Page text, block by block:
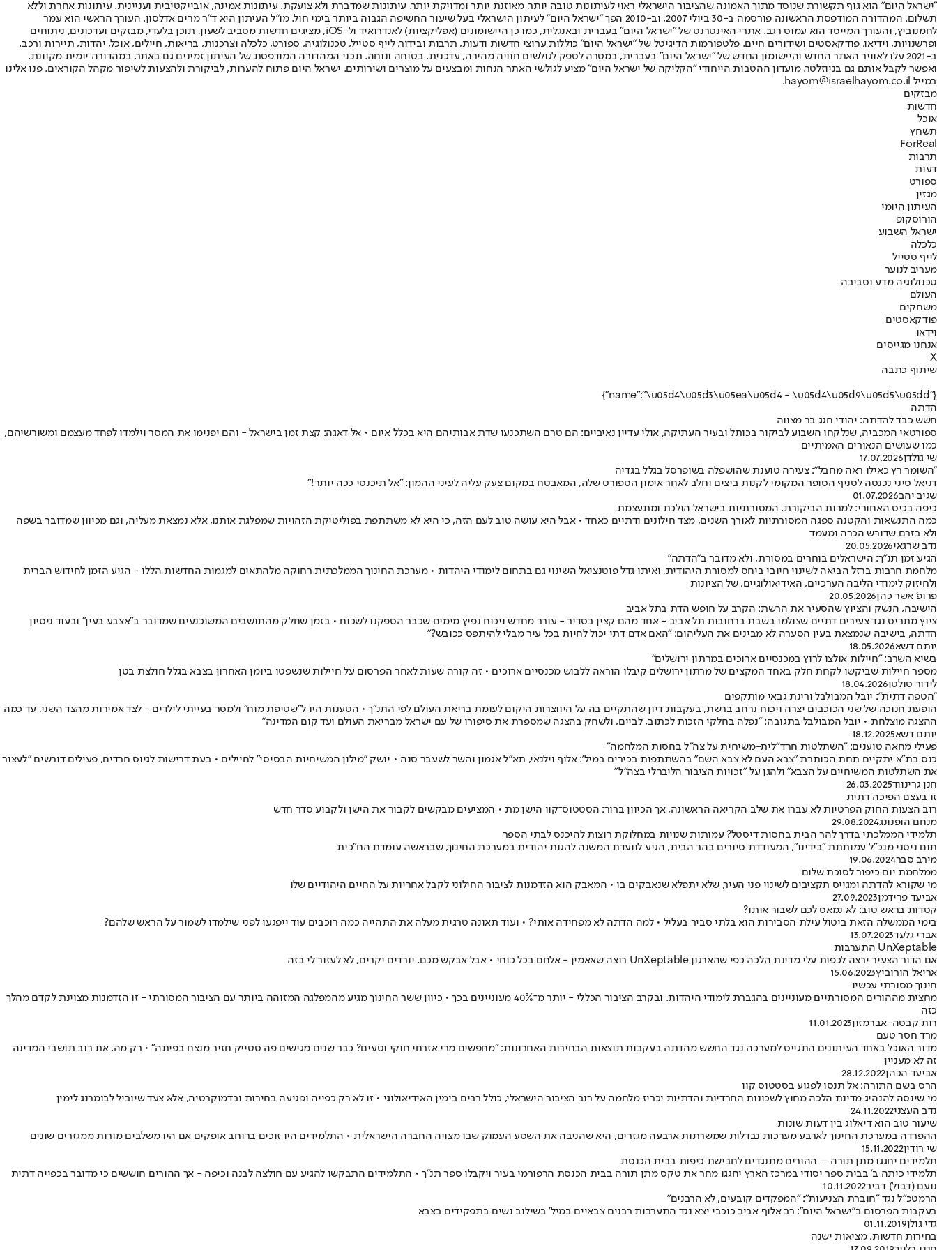
"ישראל היום" הוא גוף תקשורת שנוסד מתוך האמונה שהציבור הישראלי ראוי לעיתונות טובה יותר, מאוזנת יותר ומדויקת יותר. עיתונות שמדברת ולא צועקת. עיתונות אמינה, אובייקטיבית ועניינית. עיתונות אחרת וללא
תשלום. המהדורה המודפסת הראשונה פורסמה ב-30 ביולי 2007, וב-2010 הפך "ישראל היום" לעיתון הישראלי בעל שיעור החשיפה הגבוה ביותר בימי חול. מו"ל העיתון היא ד"ר מרים אדלסון. העורך הראשי הוא עמר
לחמנוביץ, והעורך המייסד הוא עמוס רגב. אתרי האינטרנט של "ישראל היום" בעברית ובאנגלית, כמו כן היישומונים (אפליקציות) לאנדרואיד ול-iOS, מציגים חדשות מסביב לשעון, תוכן בלעדי, מבזקים ועדכונים, ניתוחים
ופרשנויות, וידיאו, פודקאסטים ושידורים חיים. פלטפורמות הדיגיטל של "ישראל היום" כוללות ערוצי חדשות ודעות, תרבות ובידור, לייף סטייל, טכנולוגיה, ספורט, כלכלה וצרכנות, בריאות, חיילים, אוכל, יהדות, תיירות ורכב.
ב-2021 עלו לאוויר האתר החדש והיישומון החדש של "ישראל היום" בעברית, במטרה לספק לגולשים חוויה מהירה, עדכנית, בטוחה ונוחה. תכני המהדורה המודפסת של העיתון זמינים גם באתר, במהדורה יומית מקוונת,
ואפשר לקבל אותם גם בניוזלטר. מועדון ההטבות הייחודי "הקליקה של ישראל היום" מציע לגולשי האתר הנחות ומבצעים על מוצרים ושירותים. ישראל היום פתוח להערות, לביקורת ולהצעות לשיפור מקהל הקוראים. פנו אלינו
במייל hayom@israelhayom.co.il.
מבזקים
חדשות
אוכל
תשחץ
ForReal
תרבות
דעות
ספורט
מגזין
העיתון היומי
הורוסקופ
ישראל השבוע
כלכלה
לייף סטייל
מעריב לנוער
טכנולוגיה מדע וסביבה
העולם
משחקים
פודקאסטים
וידאו
אנחנו מגייסים
X
שיתוף כתבה
{"name":"\u05d4\u05d3\u05ea\u05d4 - \u05d4\u05d9\u05d5\u05dd"}
הדתה
חשש כבד להדתה: יהודי חגג בר מצווה
ספורטאי המכביה, שנלקחו השבוע לביקור בכותל ובעיר העתיקה, אולי עדיין נאיביים: הם טרם השתכנעו שדת אבותיהם היא בכלל איום • אל דאגה: קצת זמן בישראל - והם יפנימו את המסר וילמדו לפחד מעצמם ומשורשיהם,
כמו שעושים הנאורים האמיתיים
שי גולדן17.07.2026
"השומר רץ כאילו ראה מחבל": צעירה טוענת שהושפלה בשופרסל בגלל בגדיה
דניאל סיני נכנסה לסניף הסופר המקומי לקנות ביצים וחלב לאחר אימון הספורט שלה, המאבטח במקום צעק עליה לעיני ההמון: "אל תיכנסי ככה יותר!"
שגיב יהב01.07.2026
כיפה בכיס האחורי: למרות הביקורת, המסורתיות בישראל הולכת ומתעצמת
כמה התנשאות והקטנה ספגה המסורתיות לאורך השנים, מצד חילונים ודתיים כאחד • אבל היא עושה טוב לעם הזה, כי היא לא משתתפת בפוליטיקת הזהויות שמפלגת אותנו, אלא נמצאת מעליה, וגם מכיוון שמדובר בשפה
ולא בזרם שדורש הכרה ומעמד
נדב שרגאי20.05.2026
הגיע זמן תנ"ך: הישראלים בוחרים במסורת, ולא מדובר ב"הדתה"
מלחמת חרבות ברזל הביאה לשינוי חיובי ביחס למסורת היהודית, ואיתו גדל פוטנציאל השינוי גם בתחום לימודי היהדות • מערכת החינוך הממלכתית רחוקה מלהתאים למגמות החדשות הללו - הגיע הזמן לחידוש הברית
ולחיזוק לימודי הליבה הערכיים, האידיאולוגיים, של הציונות
פרופ' אשר כהן20.05.2026
הישיבה, הנשק והציוץ שהסעיר את הרשת: הקרב על חופש הדת בתל אביב
ציוץ מתריס נגד צעירים דתיים שצולמו בשבת ברחובות תל אביב - אחד מהם קצין בסדיר - עורר מחדש ויכוח נפיץ מימים שכבר הספקנו לשכוח • בזמן שחלק מהתושבים המשוכנעים שמדובר ב"אצבע בעין" ובעוד ניסיון
הדתה, בישיבה שנמצאת בעין הסערה לא מבינים את העליהום: "האם אדם דתי יכול לחיות בכל עיר מבלי להיתפס ככובש?"
יותם דשא18.05.2026
בשיא השרב: "חיילות אולצו לרוץ במכנסיים ארוכים במרתון ירושלים"
מספר חיילות שביקשו לקחת חלק באחד המקצים של מרתון ירושלים קיבלו הוראה ללבוש מכנסיים ארוכים • זה קורה שעות לאחר הפרסום על חיילות שנשפטו ביומן האחרון בצבא בגלל חולצת בטן
לידור סולטן18.04.2026
"הטפה דתית": יובל המבולבל ורינת גבאי מותקפים
הופעת חנוכה של שני הכוכבים יצרה ויכוח נרחב ברשת, בעקבות דיון שהתקיים בה על היווצרות היקום לעומת בריאת העולם לפי התנ"ך • הטענות היו ל"שטיפת מוח" ולמסר בעייתי לילדים - לצד אמירות מהצד השני, עד כמה
ההצגה מוצלחת • יובל המבולבל בתגובה: "נפלה בחלקי הזכות לכתוב, לביים, ולשחק בהצגה שמספרת את סיפורו של עם ישראל מבריאת העולם ועד קום המדינה"
יותם דשא18.12.2025
פעילי מחאה טוענים: "השתלטות חרד"לית-משיחית על צה"ל בחסות המלחמה"
כנס בת"א יתקיים תחת הכותרת "צבא העם לא צבא השם" בהשתתפות בכירים במיל': אלוף וילנאי, תא"ל אגמון והשר לשעבר סנה • יושק "מילון המשיחיות הבסיסי" לחיילים • בעת דרישות לגיוס חרדים, פעילים דורשים "לעצור
את השתלטות המשיחיים על הצבא" ולהגן על "זכויות הציבור הליברלי בצה"ל"
חנן גרינווד26.03.2025
זו בעצם הפיכה דתית
רוב הצעות החוק הפרטיות לא עברו את שלב הקריאה הראשונה, אך הכיוון ברור: הסטטוס־קוו הישן מת • המציעים מבקשים לקבור את הישן ולקבוע סדר חדש
מנחם הופנונג29.08.2024
תלמידי הממלכתי בדרך להר הבית בחסות דיסטל? עמותות שנויות במחלוקת רוצות להיכנס לבתי הספר
תום ניסני מנכ"ל עמותתת "בידינו", המעודדת סיורים בהר הבית, הגיע לוועדת המשנה להגות יהודית במערכת החינוך, שבראשה עומדת הח"כית
מירב סבר19.06.2024
ממלחמת יום כיפור לסוכת שלום
מי שקורא להדתה ומגייס תקציבים לשינוי פני העיר, שלא יתפלא שנאבקים בו • המאבק הוא הזדמנות לציבור החילוני לקבל אחריות על החיים היהודיים שלו
אביעד פרידמן27.09.2023
קסדות בראש טוב: לא נמאס לכם לשבור אותו?
בימי הממשלה הזאת ביטול עילת הסבירות הוא בלתי סביר בעליל • למה הדתה לא מפחידה אותי? • ועוד תאונה טרגית מעלה את התהייה כמה רוכבים עוד ייפגעו לפני שילמדו לשמור על הראש שלהם?
אברי גלעד13.07.2023
UnXeptable התערבות
אם הדור הצעיר ירצה לכפות עלי מדינת הלכה כפי שהארגון UnXeptable רוצה שאאמין - אלחם בכל כוחי • אבל אבקש מכם, יורדים יקרים, לא לעזור לי בזה
אריאל הורוביץ15.06.2023
חינוך מסורתי עכשיו
מחצית מההורים המסורתיים מעוניינים בהגברת לימודי היהדות. ובקרב הציבור הכללי - יותר מ־40% מעוניינים בכך • כיוון ששר החינוך מגיע מהמפלגה המזוהה ביותר עם הציבור המסורתי - זו הזדמנות מצוינת לקדם מהלך
כזה
רות קבסה-אברמזון11.01.2023
מרד חסר טעם
מדור האוכל באחד העיתונים התגייס למערכה נגד החשש מהדתה בעקבות תוצאות הבחירות האחרונות: "מחפשים מרי אזרחי חוקי וטעים? כבר שנים מגישים פה סטייק חזיר מנצח בפיתה" • רק מה, את רוב תושבי המדינה
זה לא מעניין
אביעד הכהן28.12.2022
הרס בשם התורה: אל תנסו לפגוע בסטטוס קוו
מי שינסה להנהיג מדינת הלכה מחוץ לשכונות החרדיות והדתיות יכריז מלחמה על רוב הציבור הישראלי, כולל רבים בימין האידיאולוגי • זו לא רק כפייה ופגיעה בחירות ובדמוקרטיה, אלא צעד שיוביל לבומרנג לימין
נדב העצני24.11.2022
שיעור טוב הוא דיאלוג בין דעות שונות
ההפרדה במערכת החינוך לארבע מערכות נבדלות שמשרתות ארבעה מגזרים, היא שהניבה את השסע העמוק שבו מצויה החברה הישראלית • התלמידים היו זוכים ברוחב אופקים אם היו משלבים מורות ממגזרים שונים
שי רודין15.11.2022
תלמידים יחגגו מתן תורה – ההורים מתנגדים לחבישת כיפות בבית הכנסת
תלמידי כיתה ב' בבית ספר יסודי במרכז הארץ יחגגו מחר את טקס מתן תורה בבית הכנסת הרפורמי בעיר ויקבלו ספר תנ"ך • התלמידים התבקשו להגיע עם חולצה לבנה וכיפה - אך ההורים חוששים כי מדובר בכפייה דתית
נועם (דבול) דביר10.11.2022
הרמטכ"ל נגד "חוברת הצניעות": "המפקדים קובעים, לא הרבנים"
בעקבות הפרסום ב"ישראל היום": רב אלוף אביב כוכבי יצא נגד התערבות רבנים צבאיים במיל' בשילוב נשים בתפקידים בצבא
גדי גולן01.11.2019
בחירות חדשות, מציאות ישנה